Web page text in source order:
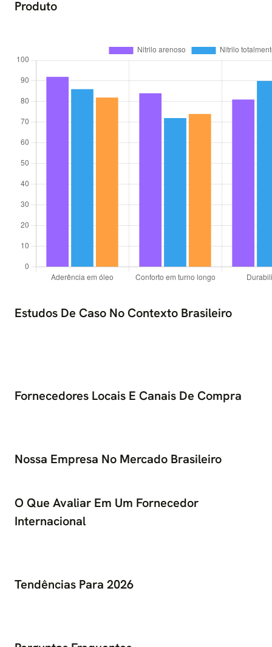
Produto
Estudos De Caso No Contexto Brasileiro
Fornecedores Locais E Canais De Compra
Nossa Empresa No Mercado Brasileiro
O Que Avaliar Em Um Fornecedor
Internacional
Tendências Para 2026